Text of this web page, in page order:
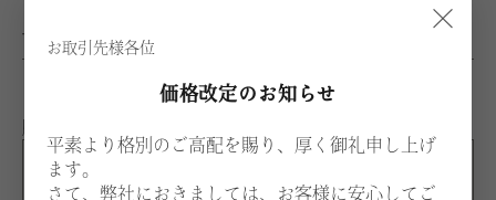
×
お取引先様各位
価格改定のお知らせ
平素より格別のご高配を賜り、厚く御礼申し上げ
ます。
さて、弊社におきましては、お客様に安心してご
BNL